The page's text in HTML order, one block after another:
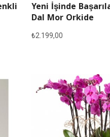
Yeni İşinde
Dal Mor Orkide
₺2.199,00